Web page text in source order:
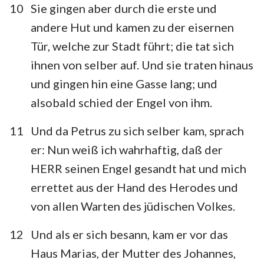
10 Sie gingen aber durch die erste und
andere Hut und kamen zu der eisernen
Tür, welche zur Stadt führt; die tat sich
ihnen von selber auf. Und sie traten hinaus
und gingen hin eine Gasse lang; und
alsobald schied der Engel von ihm.
11
Und da Petrus zu sich selber kam, sprach
er: Nun weiß ich wahrhaftig, daß der
HERR seinen Engel gesandt hat und mich
errettet aus der Hand des Herodes und
von allen Warten des jüdischen Volkes.
12
Und als er sich besann, kam er vor das
Haus Marias, der Mutter des Johannes,